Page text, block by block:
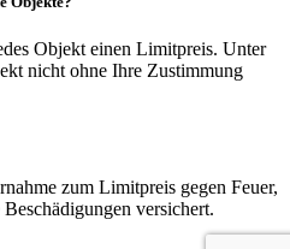
Objekt einen Limitpreis. Unter
nicht ohne Ihre Zustimmung
zum Limitpreis gegen Feuer,
versichert.